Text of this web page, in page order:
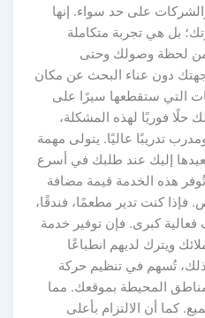
على حد سواء. إنها
بل هي تجربة متكاملة
من لحظة وصولك وحتى
دون عناء البحث عن مكان
التي ستقطعها سيرًا على
حلًا فوريًا لهذه المشكلة،
تدريبًا عاليًا. يتولى مهمة
إليك عند طلبك في أسرع
هذه الخدمة قيمة مضافة
كنت تدير مطعمًا، فندقًا،
كبرى. فإن توفير خدمة
ويترك لديهم انطباعًا
ذلك، تُسهم في تنظيم حركة
المحيطة بموقعك. مما
كما أن الالتزام بأعلى